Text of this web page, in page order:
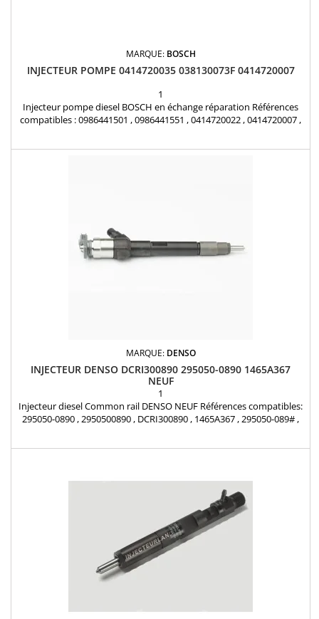
MARQUE: BOSCH
INJECTEUR POMPE 0414720035 038130073F 0414720007
1
Injecteur pompe diesel BOSCH en échange réparation Références
compatibles : 0986441501 , 0986441551 , 0414720022 , 0414720007 ,
MARQUE: DENSO
INJECTEUR DENSO DCRI300890 295050-0890 1465A367
NEUF
1
Injecteur diesel Common rail DENSO NEUF Références compatibles:
295050-0890 , 2950500890 , DCRI300890 , 1465A367 , 295050-089# ,